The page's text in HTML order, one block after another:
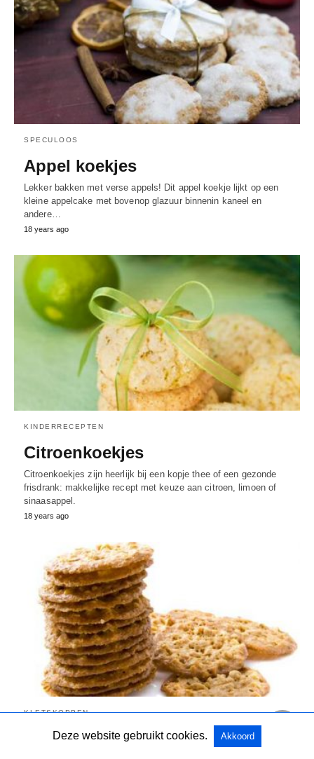
SPECULOOS
Appel koekjes
Lekker bakken met verse appels! Dit appel koekje lijkt op een
kleine appelcake met bovenop glazuur binnenin kaneel en
andere…
18 years ago
KINDERRECEPTEN
Citroenkoekjes
Citroenkoekjes zijn heerlijk bij een kopje thee of een gezonde
frisdrank: makkelijke recept met keuze aan citroen, limoen of
sinaasappel.
18 years ago
KLETSKOPPEN
Kletskoppen bakken
Deze website gebruikt cookies. Akkoord